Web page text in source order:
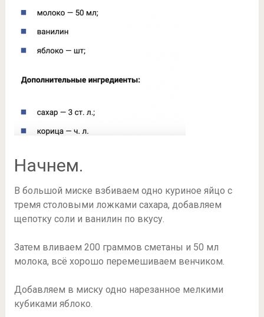
Начнем.
В большой миске взбиваем одно куриное яйцо с
тремя столовыми ложками сахара, добавляем
щепотку соли и ванилин по вкусу.
Затем вливаем 200 граммов сметаны и 50 мл
молока, всё хорошо перемешиваем венчиком.
Добавляем в миску одно нарезанное мелкими
кубиками яблоко.